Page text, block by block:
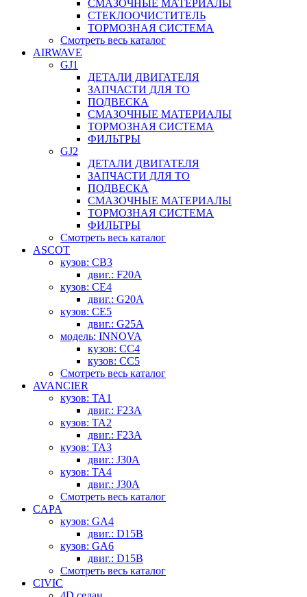
СМАЗОЧНЫЕ МАТЕРИАЛЫ
СТЕКЛООЧИСТИТЕЛЬ
ТОРМОЗНАЯ СИСТЕМА
Смотреть весь каталог
AIRWAVE
GJ1
ДЕТАЛИ ДВИГАТЕЛЯ
ЗАПЧАСТИ ДЛЯ ТО
ПОДВЕСКА
СМАЗОЧНЫЕ МАТЕРИАЛЫ
ТОРМОЗНАЯ СИСТЕМА
ФИЛЬТРЫ
GJ2
ДЕТАЛИ ДВИГАТЕЛЯ
ЗАПЧАСТИ ДЛЯ ТО
ПОДВЕСКА
СМАЗОЧНЫЕ МАТЕРИАЛЫ
ТОРМОЗНАЯ СИСТЕМА
ФИЛЬТРЫ
Смотреть весь каталог
ASCOT
кузов: CB3
двиг.: F20A
кузов: CE4
двиг.: G20A
кузов: CE5
двиг.: G25A
модель: INNOVA
кузов: CC4
кузов: CC5
Смотреть весь каталог
AVANCIER
кузов: TA1
двиг.: F23A
кузов: TA2
двиг.: F23A
кузов: TA3
двиг.: J30A
кузов: TA4
двиг.: J30A
Смотреть весь каталог
CAPA
кузов: GA4
двиг.: D15B
кузов: GA6
двиг.: D15B
Смотреть весь каталог
CIVIC